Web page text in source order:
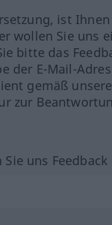
ist
wollen Sie uns
bitte das
der E-Mail-
gemäß
zur
uns